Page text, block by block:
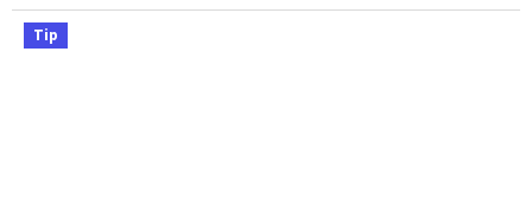
Tip